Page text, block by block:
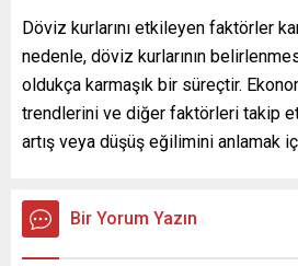
Döviz kurlarını etkileyen faktörler
nedenle, döviz kurlarının
oldukça karmaşık bir süreçtir.
trendlerini ve diğer faktörleri takip
artış veya düşüş eğilimini anlamak
Bir Yorum Yazın